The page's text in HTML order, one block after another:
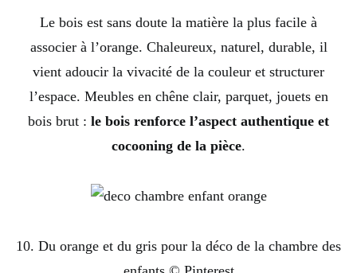
Le bois est sans doute la matière la plus facile à
associer à l’orange. Chaleureux, naturel, durable, il
vient adoucir la vivacité de la couleur et structurer
l’espace. Meubles en chêne clair, parquet, jouets en
bois brut : le bois renforce l’aspect authentique et
cocooning de la pièce.
10. Du orange et du gris pour la déco de la chambre des